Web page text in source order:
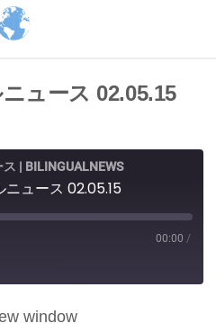
ュース 02.05.15
| BILINGUALNEWS
ニュース 02.05.15
00:00 /
window